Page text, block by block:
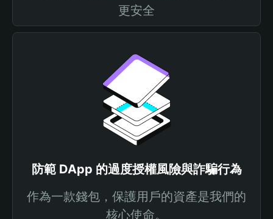
更安全
防範 DApp 的過度授權風險與詐騙行為
作為一款錢包，保護用戶的資產是我們的
核心使命。